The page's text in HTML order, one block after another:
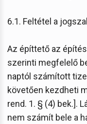
6.1. Feltétel a
Az építtető az
szerinti megfelelő
naptól számított
követően kezdheti
rend. 1. § (4) bek.].
nem számít bele a